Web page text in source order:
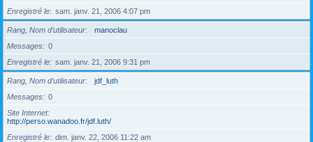
Enregistré le
sam. janv. 21, 2006 4:07 pm
Rang, Nom d’utilisateur
manoclau
Messages
0
Enregistré le
sam. janv. 21, 2006 9:31 pm
Rang, Nom d’utilisateur
jdf_luth
Messages
0
Site Internet
http://perso.wanadoo.fr/jdf.luth/
Enregistré le
dim. janv. 22, 2006 11:22 am